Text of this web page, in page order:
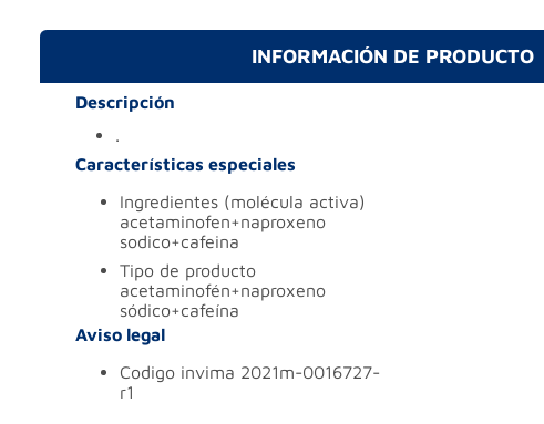
INFORMACIÓN DE PRODUCTO
Descripción
.
Características especiales
ingredientes (molécula activa)
acetaminofen+naproxeno
sodico+cafeina
tipo de producto
acetaminofén+naproxeno
sódico+cafeína
Aviso legal
codigo invima 2021m-0016727-
r1